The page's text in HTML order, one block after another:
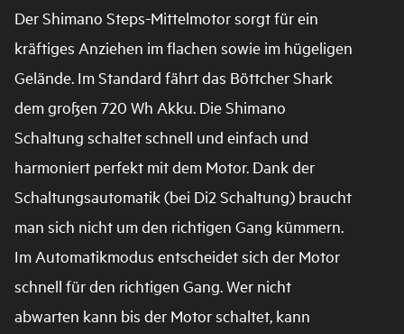
Der Shimano Steps-Mittelmotor sorgt für ein
kräftiges Anziehen im flachen sowie im hügeligen
Gelände. Im Standard fährt das Böttcher Shark
dem großen 720 Wh Akku. Die Shimano
Schaltung schaltet schnell und einfach und
harmoniert perfekt mit dem Motor. Dank der
Schaltungsautomatik (bei Di2 Schaltung) braucht
man sich nicht um den richtigen Gang kümmern.
Im Automatikmodus entscheidet sich der Motor
schnell für den richtigen Gang. Wer nicht
abwarten kann bis der Motor schaltet, kann